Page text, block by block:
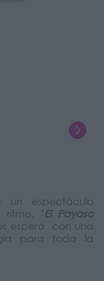
un espectáculo
ritmo,
‘El Payaso
espera con una
para toda la